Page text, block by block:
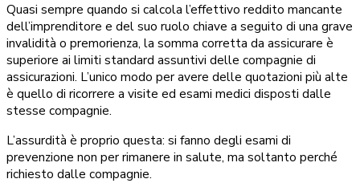
Quasi sempre quando si calcola l’effettivo reddito mancante
dell’imprenditore e del suo ruolo chiave a seguito di una grave
invalidità o premorienza, la somma corretta da assicurare è
superiore ai limiti standard assuntivi delle compagnie di
assicurazioni. L’unico modo per avere delle quotazioni più alte
è quello di ricorrere a visite ed esami medici disposti dalle
stesse compagnie.
L’assurdità è proprio questa: si fanno degli esami di
prevenzione non per rimanere in salute, ma soltanto perché
richiesto dalle compagnie.